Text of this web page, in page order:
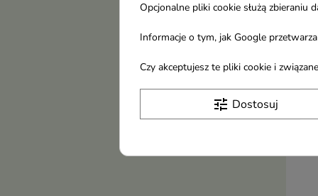
Opcjonalne pliki cookie służą
Informacje o tym, jak Google
Czy akceptujesz te pliki cookie i
tune Dostosuj